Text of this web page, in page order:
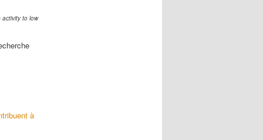
activity to low
à